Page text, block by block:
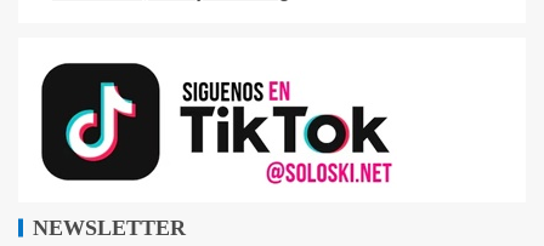
NEWSLETTER